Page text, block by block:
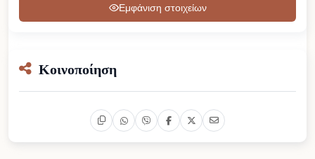
Εμφάνιση στοιχείων
Κοινοποίηση